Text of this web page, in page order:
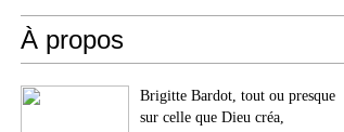
À propos
Brigitte Bardot, tout ou presque
sur celle que Dieu créa,